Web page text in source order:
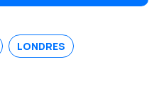
LONDRES